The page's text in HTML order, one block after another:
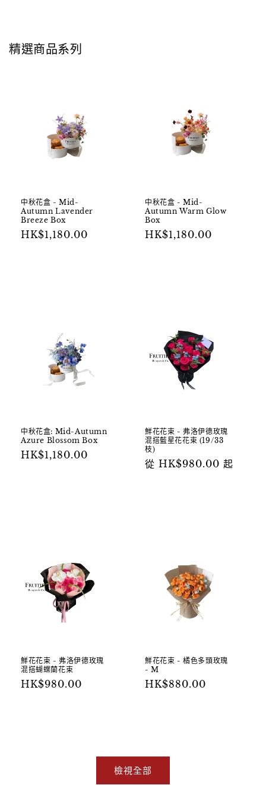
精選商品系列
中秋花盒 - Mid-
Autumn Lavender
Breeze Box
定
HK$1,180.00
中秋花盒 - Mid-
Autumn Warm Glow
Box
定
HK$1,180.00
中秋花盒: Mid-Autumn
Azure Blossom Box
定
HK$1,180.00
鮮花花束 - 弗洛伊德玫瑰
混搭藍星花花束 (19/33
枝)
定
從 HK$980.00 起
鮮花花束 - 弗洛伊德玫瑰
混搭蝴蝶蘭花束
定
HK$980.00
鮮花花束 - 橘色多頭玫瑰
- M
定
HK$880.00
檢視全部